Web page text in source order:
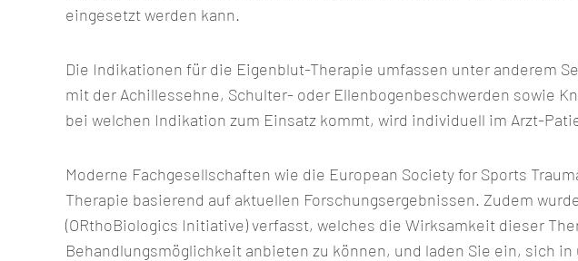
eingesetzt werden kann.
Die Indikationen für die Eigenblut-Therapie umfassen unter anderem
mit der Achillessehne, Schulter- oder Ellenbogenbeschwerden sowie
bei welchen Indikation zum Einsatz kommt, wird individuell im Arzt-
Moderne Fachgesellschaften wie die European Society for Sports
Therapie basierend auf aktuellen Forschungsergebnissen. Zudem
(ORthoBiologics Initiative) verfasst, welches die Wirksamkeit dieser
Behandlungsmöglichkeit anbieten zu können, und laden Sie ein, sich